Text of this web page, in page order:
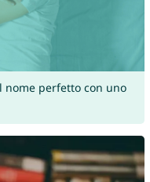
nome perfetto con uno